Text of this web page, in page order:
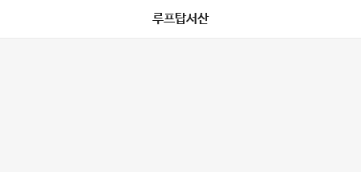
루프탑서산